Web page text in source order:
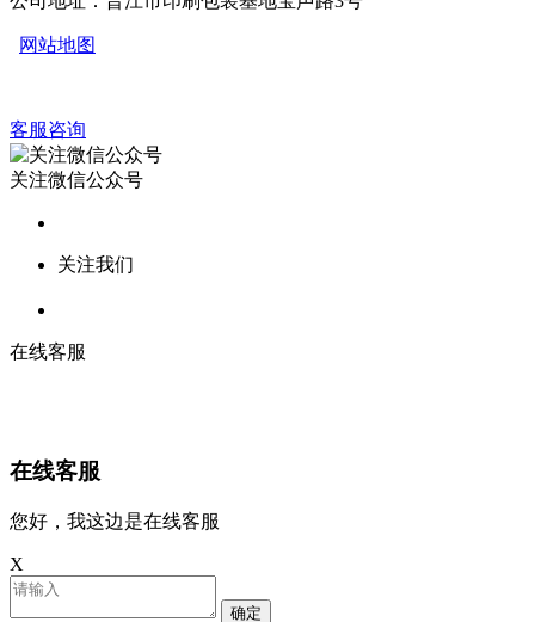
网站地图
客服咨询
关注微信公众号
关注我们
在线客服
在线客服
您好，我这边是在线客服
X
确定